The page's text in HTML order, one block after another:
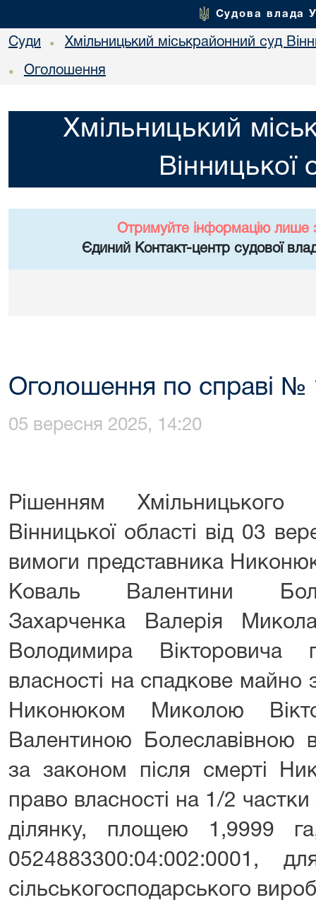
Судова влада
Суди • Хмільницький міськрайонний суд
• Оголошення
Хмільницький
Вінницької
Отримуйте інформацію лише
Єдиний Контакт-центр судової
Оголошення по справі №
05 вересня 2025, 14:20
Рішенням Хмільницького
Вінницької області від 03
вимоги представника
Коваль Валентини
Захарченка Валерія
Володимира
власності на спадкове майно
Никонюком Миколою
Валентиною Болеславівною
за законом після смерті
право власності на 1/2
ділянку, площею 1,9999
0524883300:04:002:0001,
сільськогосподарського